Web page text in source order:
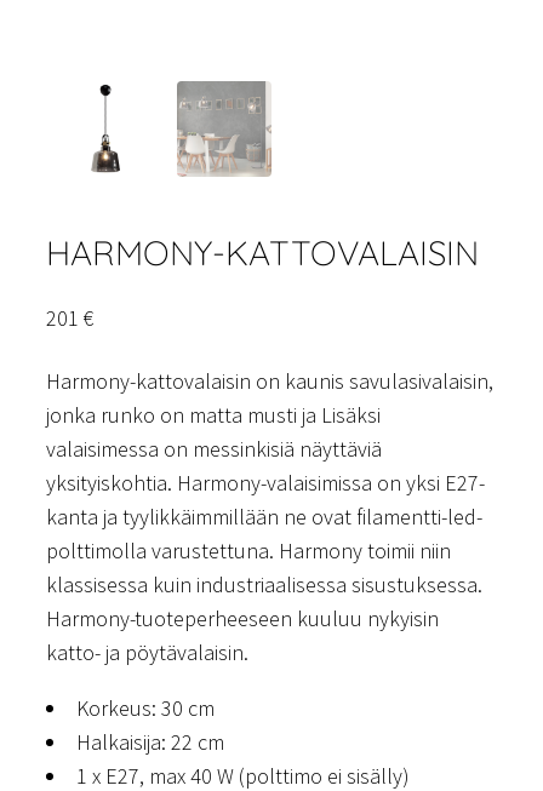
HARMONY-KATTOVALAISIN
201 €
Harmony-kattovalaisin on kaunis savulasivalaisin,
jonka runko on matta musti ja Lisäksi
valaisimessa on messinkisiä näyttäviä
yksityiskohtia. Harmony-valaisimissa on yksi E27-
kanta ja tyylikkäimmillään ne ovat filamentti-led-
polttimolla varustettuna. Harmony toimii niin
klassisessa kuin industriaalisessa sisustuksessa.
Harmony-tuoteperheeseen kuuluu nykyisin
katto- ja pöytävalaisin.
Korkeus: 30 cm
Halkaisija: 22 cm
1 x E27, max 40 W (polttimo ei sisälly)